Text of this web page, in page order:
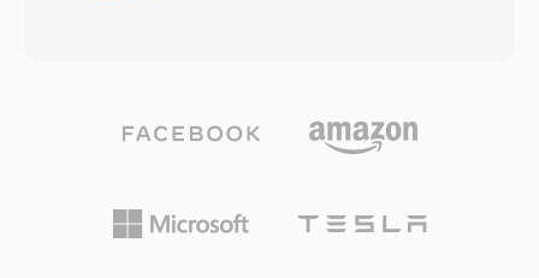
G.711 per la telefonia tradizionale, catturando
l&#039;intera banda vocale 300-3400 Hz.
sln32, sln48) per audio a banda larga. I file SLN
costantemente dimostrato che Vorbis offre
all&#039;MP3, soprattutto nella fascia 96-192
kbps. Il formato supporta frequenze di